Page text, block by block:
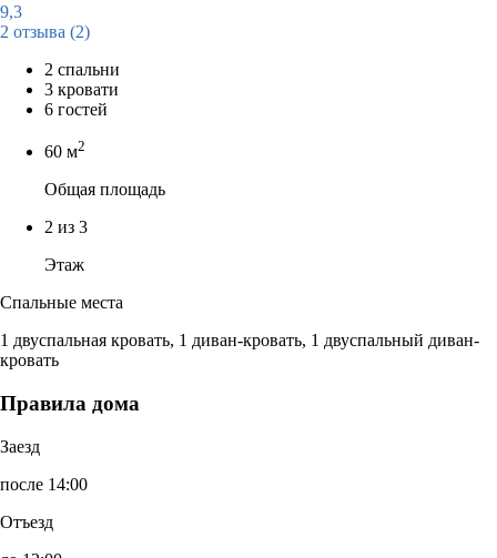
9,3
2 отзыва (2)
2 спальни
3 кровати
6 гостей
60 м2
Общая площадь
2 из 3
Этаж
Спальные места
1 двуспальная кровать, 1 диван-кровать, 1 двуспальный диван-
кровать
Правила дома
Заезд
после 14:00
Отъезд